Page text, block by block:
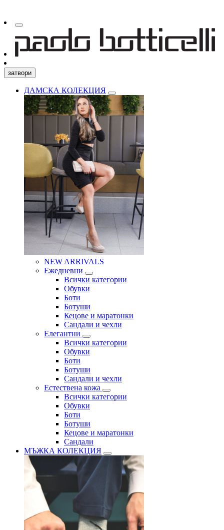
затвори
ДАМСКА КОЛЕКЦИЯ
NEW ARRIVALS
Ежедневни
Всички категории
Обувки
Боти
Ботуши
Кецове и маратонки
Сандали и чехли
Елегантни
Всички категории
Обувки
Боти
Ботуши
Сандали и чехли
Естествена кожа
Всички категории
Обувки
Боти
Ботуши
Кецове и маратонки
Сандали
МЪЖКА КОЛЕКЦИЯ